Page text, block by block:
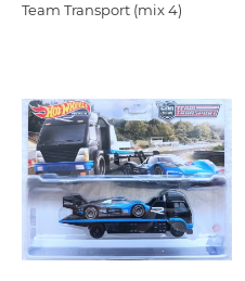
Team Transport (mix 4)